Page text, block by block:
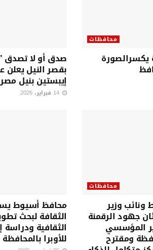
محافظات
يكسرالصورة صدق أو لا تصدق
بقصر النيل يعلن
إيبستين بنيل
محافظات
وزير
جهود الرقمنة
المؤسسي
ومقترح
محافظ أسيوط
الثقافة لبحث
الثقافية ودراسة
للأوبرا بالمحافظة